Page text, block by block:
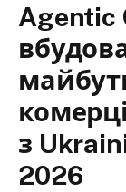
Agentic
з
2026